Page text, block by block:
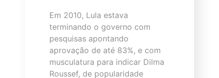
Em 2010, Lula estava
terminando o governo com
pesquisas apontando
aprovação de até 83%, e com
musculatura para indicar Dilma
Roussef, de popularidade